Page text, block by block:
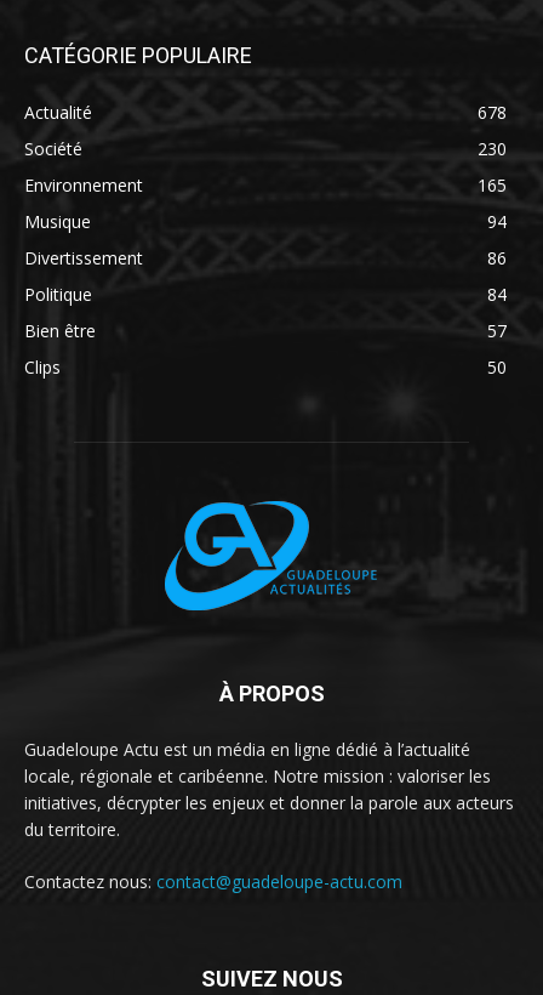
CATÉGORIE POPULAIRE
Actualité
678
Société
230
Environnement
165
Musique
94
Divertissement
86
Politique
84
Bien être
57
Clips
50
À PROPOS
Guadeloupe Actu est un média en ligne dédié à l’actualité
locale, régionale et caribéenne. Notre mission : valoriser les
initiatives, décrypter les enjeux et donner la parole aux acteurs
du territoire.
Contactez nous: contact@guadeloupe-actu.com
SUIVEZ NOUS